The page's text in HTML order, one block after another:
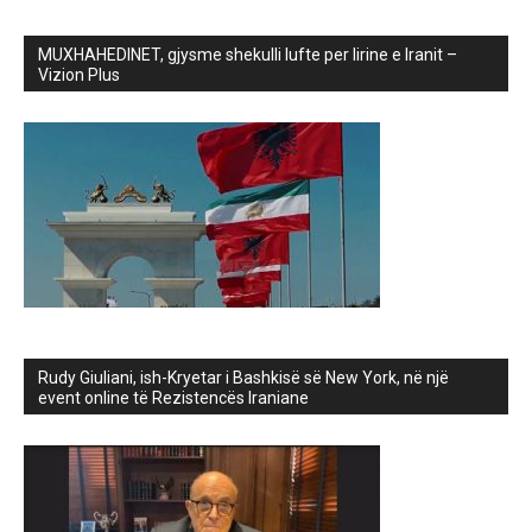
MUXHAHEDINET, gjysme shekulli lufte per lirine e Iranit –
Vizion Plus
Rudy Giuliani, ish-Kryetar i Bashkisë së New York, në një
event online të Rezistencës Iraniane